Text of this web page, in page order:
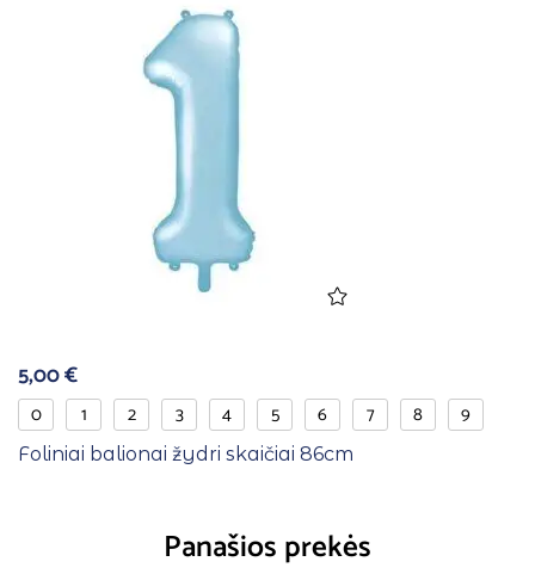
5,00€
0 1 2 3 4 5 6 7 8 9
Foliniai balionai žydri skaičiai 86cm
Panašios prekės